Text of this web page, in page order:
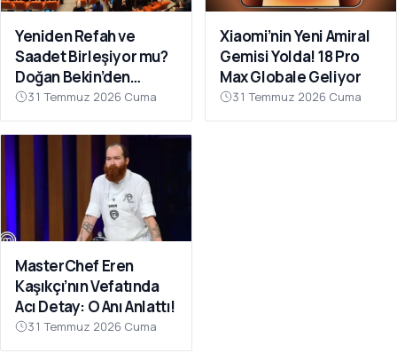
Yeniden Refah ve
Saadet Birleşiyor mu?
Doğan Bekin’den
Açıklama
31 Temmuz 2026 Cuma
Xiaomi’nin Yeni Amiral
Gemisi Yolda! 18 Pro
Max Globale Geliyor
31 Temmuz 2026 Cuma
MasterChef Eren
Kaşıkçı’nın Vefatında
Acı Detay: O Anı Anlattı!
31 Temmuz 2026 Cuma